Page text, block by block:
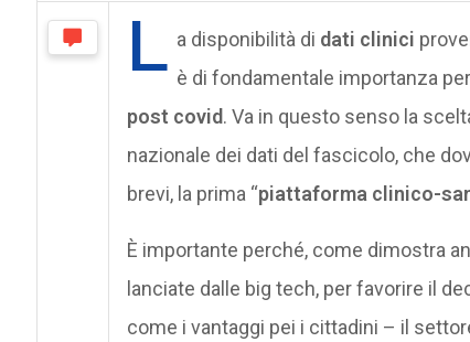
L a disponibilità di dati clinici
è di fondamentale importanza
post covid. Va in questo senso la
nazionale dei dati del fascicolo, che
brevi, la prima “piattaforma clinico-
È importante perché, come dimostra
lanciate dalle big tech, per favorire il
come i vantaggi pei i cittadini – il